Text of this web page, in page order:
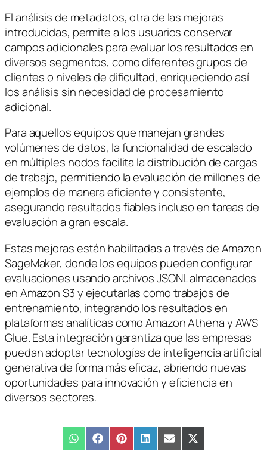
El análisis de metadatos, otra de las mejoras
introducidas, permite a los usuarios conservar
campos adicionales para evaluar los resultados en
diversos segmentos, como diferentes grupos de
clientes o niveles de dificultad, enriqueciendo así
los análisis sin necesidad de procesamiento
adicional.
Para aquellos equipos que manejan grandes
volúmenes de datos, la funcionalidad de escalado
en múltiples nodos facilita la distribución de cargas
de trabajo, permitiendo la evaluación de millones de
ejemplos de manera eficiente y consistente,
asegurando resultados fiables incluso en tareas de
evaluación a gran escala.
Estas mejoras están habilitadas a través de Amazon
SageMaker, donde los equipos pueden configurar
evaluaciones usando archivos JSONL almacenados
en Amazon S3 y ejecutarlas como trabajos de
entrenamiento, integrando los resultados en
plataformas analíticas como Amazon Athena y AWS
Glue. Esta integración garantiza que las empresas
puedan adoptar tecnologías de inteligencia artificial
generativa de forma más eficaz, abriendo nuevas
oportunidades para innovación y eficiencia en
diversos sectores.
Compartir
en
WhatsAppCompartir
en
FacebookCompartir
en
PinterestCompartir
en
LinkedInCompartir
en
EmailCompartir
en
X
(Twitter)